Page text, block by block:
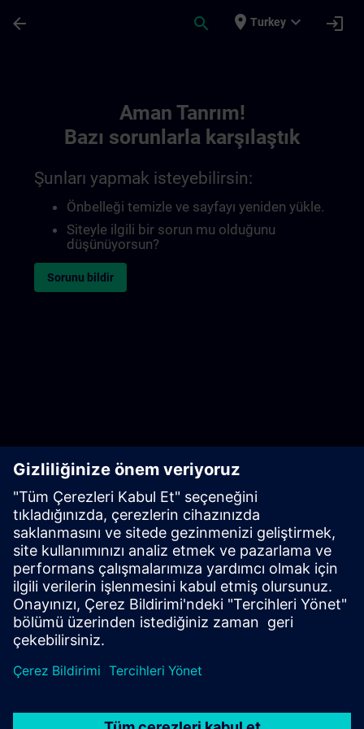
arrow_back search place Turkey expand_more login
Aman Tanrım!
Bazı sorunlarla karşılaştık
Şunları yapmak isteyebilirsin:
Önbelleği temizle ve sayfayı yeniden yükle.
Siteyle ilgili bir sorun mu olduğunu
düşünüyorsun?
Sorunu bildir